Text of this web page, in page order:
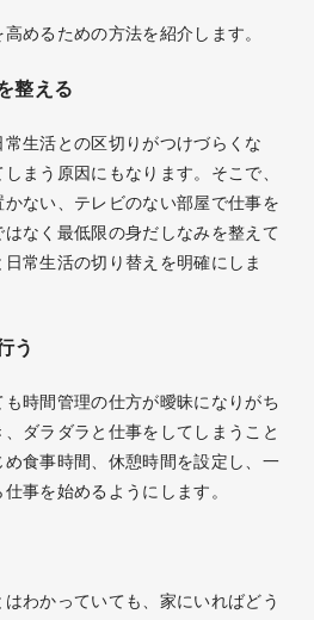
めるための方法を紹介します。
整える
生活との区切りがつけづらくな
まう原因にもなります。そこで、
ない、テレビのない部屋で仕事を
なく最低限の身だしなみを整えて
常生活の切り替えを明確にしま
う
時間管理の仕方が曖昧になりがち
ダラダラと仕事をしてしまうこと
食事時間、休憩時間を設定し、一
事を始めるようにします。
わかっていても、家にいればどう